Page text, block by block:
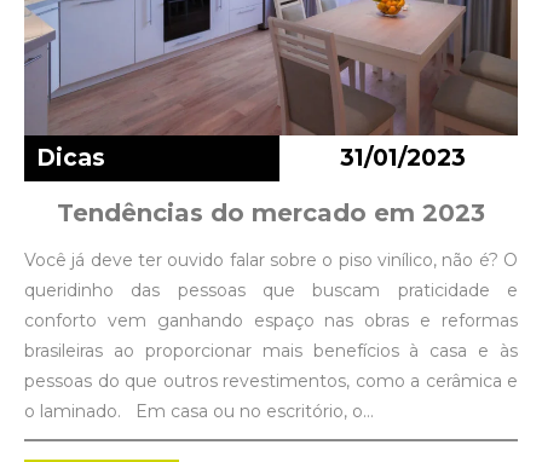
Tendências do mercado em 2023
Dicas 31/01/2023
Você já deve ter ouvido falar sobre o piso vinílico, não é? O
queridinho das pessoas que buscam praticidade e
conforto vem ganhando espaço nas obras e reformas
brasileiras ao proporcionar mais benefícios à casa e às
pessoas do que outros revestimentos, como a cerâmica e
o laminado. Em casa ou no escritório, o…